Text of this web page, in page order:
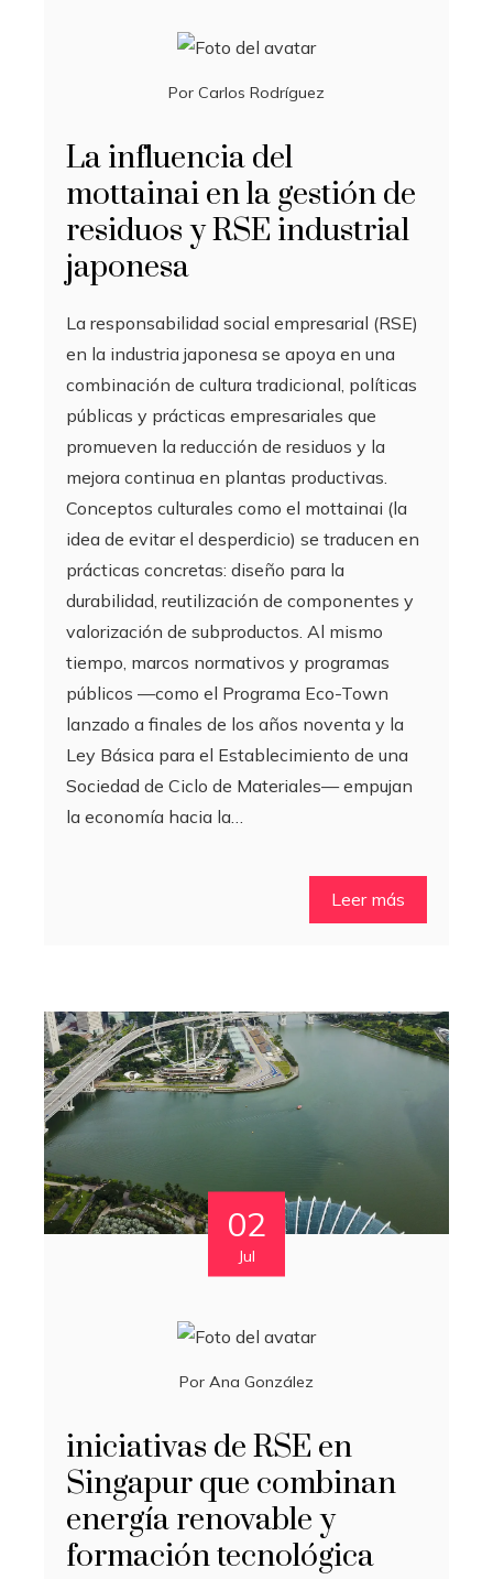
Por Carlos Rodríguez
La influencia del
mottainai en la gestión de
residuos y RSE industrial
japonesa
La responsabilidad social empresarial (RSE)
en la industria japonesa se apoya en una
combinación de cultura tradicional, políticas
públicas y prácticas empresariales que
promueven la reducción de residuos y la
mejora continua en plantas productivas.
Conceptos culturales como el mottainai (la
idea de evitar el desperdicio) se traducen en
prácticas concretas: diseño para la
durabilidad, reutilización de componentes y
valorización de subproductos. Al mismo
tiempo, marcos normativos y programas
públicos —como el Programa Eco-Town
lanzado a finales de los años noventa y la
Ley Básica para el Establecimiento de una
Sociedad de Ciclo de Materiales— empujan
la economía hacia la…
Leer más
02
Jul
Por Ana González
iniciativas de RSE en
Singapur que combinan
energía renovable y
formación tecnológica